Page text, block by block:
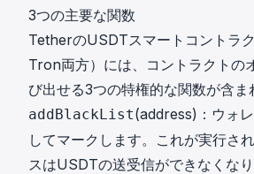
3つの主要な関数
TetherのUSDTスマートコントラ
Tron両方）には、コントラクトの
び出せる3つの特権的な関数が含ま
addBlackList(address)：ウォ
してマークします。これが実行さ
スはUSDTの送受信ができなくな